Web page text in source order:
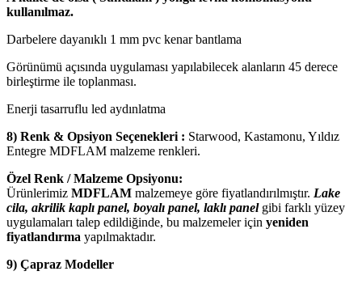
kullanılmaz.
Darbelere dayanıklı 1 mm pvc kenar bantlama
Görünümü açısında uygulaması yapılabilecek alanların 45 derece
birleştirme ile toplanması.
Enerji tasarruflu led aydınlatma
8) Renk & Opsiyon Seçenekleri : Starwood, Kastamonu, Yıldız
Entegre MDFLAM malzeme renkleri.
Özel Renk / Malzeme Opsiyonu:
Ürünlerimiz MDFLAM malzemeye göre fiyatlandırılmıştır. Lake
cila, akrilik kaplı panel, boyalı panel, laklı panel gibi farklı yüzey
uygulamaları talep edildiğinde, bu malzemeler için yeniden
fiyatlandırma yapılmaktadır.
9) Çapraz Modeller